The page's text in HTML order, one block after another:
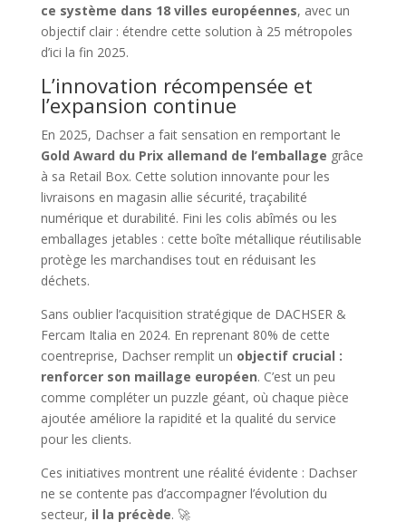
ce système dans 18 villes européennes, avec un
objectif clair : étendre cette solution à 25 métropoles
d’ici la fin 2025.
L’innovation récompensée et
l’expansion continue
En 2025, Dachser a fait sensation en remportant le
Gold Award du Prix allemand de l’emballage grâce
à sa Retail Box. Cette solution innovante pour les
livraisons en magasin allie sécurité, traçabilité
numérique et durabilité. Fini les colis abîmés ou les
emballages jetables : cette boîte métallique réutilisable
protège les marchandises tout en réduisant les
déchets.
Sans oublier l’acquisition stratégique de DACHSER &
Fercam Italia en 2024. En reprenant 80% de cette
coentreprise, Dachser remplit un objectif crucial :
renforcer son maillage européen. C’est un peu
comme compléter un puzzle géant, où chaque pièce
ajoutée améliore la rapidité et la qualité du service
pour les clients.
Ces initiatives montrent une réalité évidente : Dachser
ne se contente pas d’accompagner l’évolution du
secteur, il la précède. 🚀